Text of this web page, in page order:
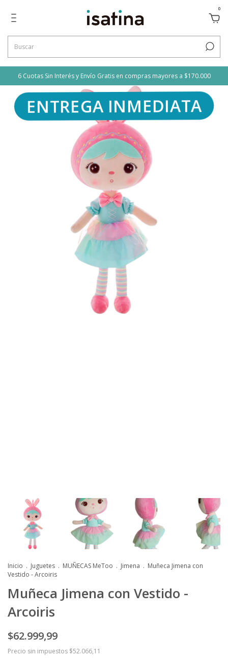
0
6 Cuotas Sin Interés y Envío Gratis en compras mayores a $170.000
ENTREGA INMEDIATA
Inicio . Juguetes . MUÑECAS MeToo . Jimena . Muñeca Jimena con
Vestido - Arcoiris
Muñeca Jimena con Vestido -
Arcoiris
$62.999,99
Precio sin impuestos $52.066,11